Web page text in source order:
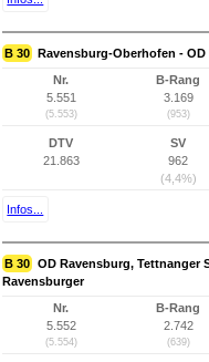
B 30 Ravensburg-Oberhofen -
Nr.
5.551
(5.553)
B-Rang
3.169
(953)
DTV
21.863
SV
962
(4,4%)
Infos...
B 30 OD Ravensburg, Tettnanger
Ravensburger
Nr.
5.552
(5.554)
B-Rang
2.742
(639)